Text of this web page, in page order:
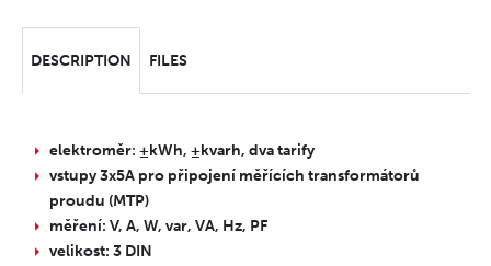
DESCRIPTION FILES
elektroměr: ±kWh, ±kvarh, dva tarify
vstupy 3x5A pro připojení měřících transformátorů
proudu (MTP)
měření: V, A, W, var, VA, Hz, PF
velikost: 3 DIN